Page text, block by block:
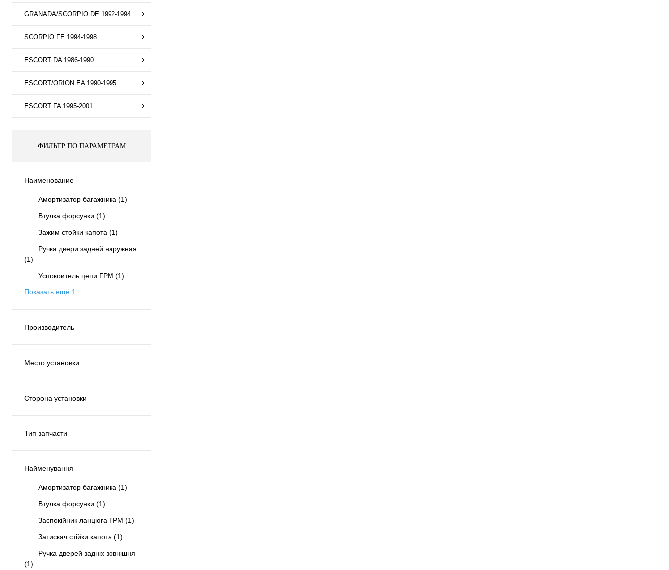
GRANADA/SCORPIO DE 1992-1994
SCORPIO FE 1994-1998
ESCORT DA 1986-1990
ESCORT/ORION EA 1990-1995
ESCORT FA 1995-2001
ФИЛЬТР ПО ПАРАМЕТРАМ
Наименование
Амортизатор багажника (1)
Втулка форсунки (1)
Зажим стойки капота (1)
Ручка двери задней наружная
(1)
Успокоитель цепи ГРМ (1)
Показать ещё 1
Производитель
Место установки
Сторона установки
Тип запчасти
Найменування
Амортизатор багажника (1)
Втулка форсунки (1)
Заспокійник ланцюга ГРМ (1)
Затискач стійки капота (1)
Ручка дверей задніх зовнішня
(1)